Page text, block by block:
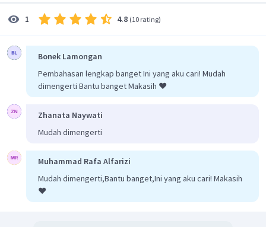
1 4.8 (10 rating)
Bonek Lamongan
Pembahasan lengkap banget Ini yang aku cari! Mudah
dimengerti Bantu banget Makasih ❤️
Zhanata Naywati
Mudah dimengerti
Muhammad Rafa Alfarizi
Mudah dimengerti,Bantu banget,Ini yang aku cari! Makasih
❤️